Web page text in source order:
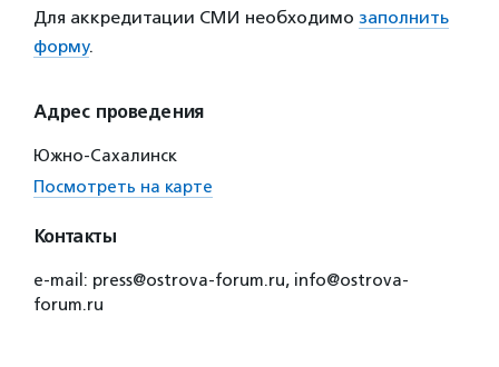
Для аккредитации СМИ необходимо заполнить
форму.
Адрес проведения
Южно-Сахалинск
Посмотреть на карте
Контакты
e-mail: press@ostrova-forum.ru, info@ostrova-
forum.ru